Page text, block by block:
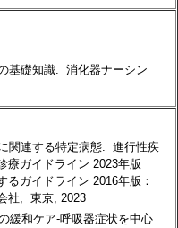
基礎知識. 消化器ナーシン
関連する特定病態. 進行性疾
療ガイドライン 2023年版
ガイドライン 2016年版：
社, 東京, 2023
緩和ケア-呼吸器症状を中心